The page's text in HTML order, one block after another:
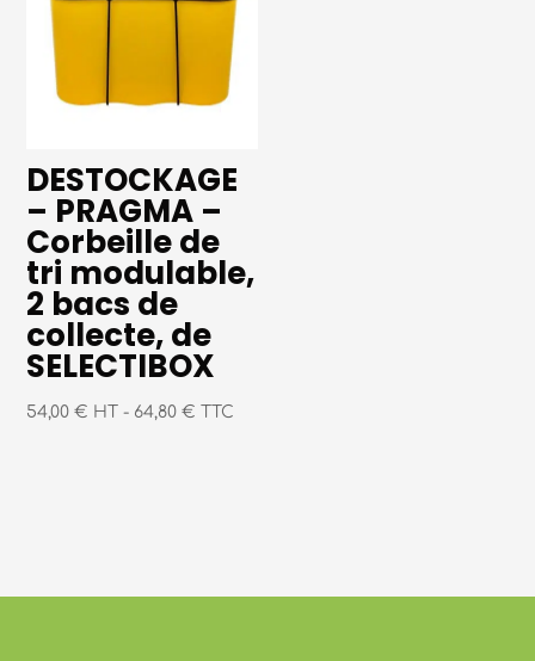
DESTOCKAGE
– PRAGMA –
Corbeille de
tri modulable,
2 bacs de
collecte, de
SELECTIBOX
54,00 € HT - 64,80 € TTC